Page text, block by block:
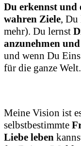
Du erkennst
wahren Ziele, Du
mehr). Du lernst
anzunehmen
und wenn Du
für die ganze Welt.
Meine Vision ist
selbstbestimmte
Liebe leben